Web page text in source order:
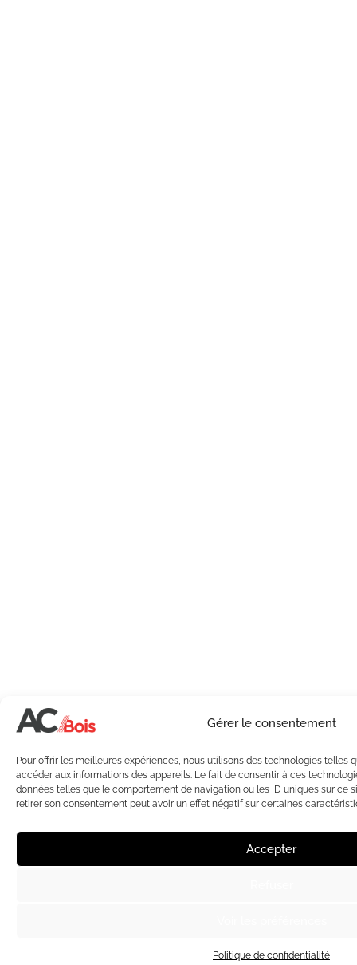
Gérer le consentement
Pour offrir les meilleures expériences, nous utilisons des technologies telles
accéder aux informations des appareils. Le fait de consentir à ces
données telles que le comportement de navigation ou les ID uniques sur ce
retirer son consentement peut avoir un effet négatif sur certaines
Accepter
Politique de confidentialité